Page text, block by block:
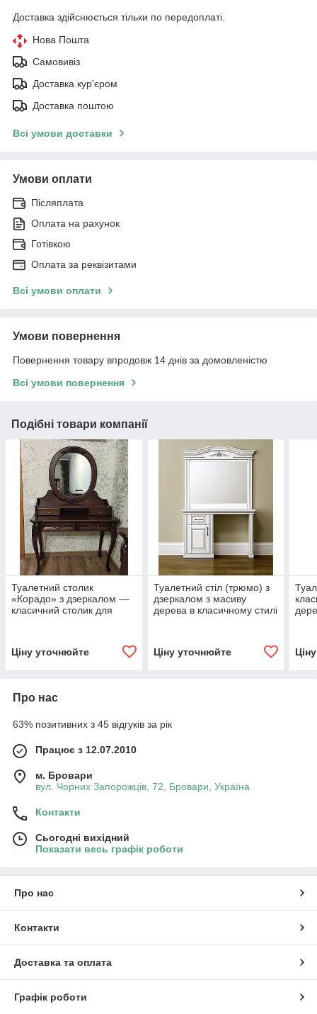
Доставка здійснюється тільки по передоплаті.
Нова Пошта
Самовивіз
Доставка кур'єром
Доставка поштою
Всі умови доставки
Умови оплати
Післяплата
Оплата на рахунок
Готівкою
Оплата за реквізитами
Всі умови оплати
Умови повернення
Повернення товару впродовж 14 днів за домовленістю
Всі умови повернення
Подібні товари компанії
Туалетний столик
«Корадо» з дзеркалом —
класичний столик для
Ціну уточнюйте
Туалетний стіл (трюмо) з
дзеркалом з масиву
дерева в класичному стилі
Ціну уточнюйте
Про нас
63% позитивних з 45 відгуків за рік
Працює з 12.07.2010
м. Бровари
вул. Чорних Запорожців, 72, Бровари, Україна
Контакти
Сьогодні вихідний
Показати весь графік роботи
Про нас
Контакти
Доставка та оплата
Графік роботи